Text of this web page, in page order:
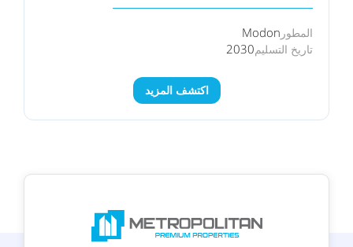
المطور Modon
تاريخ التسليم2030
اكتشف المزيد